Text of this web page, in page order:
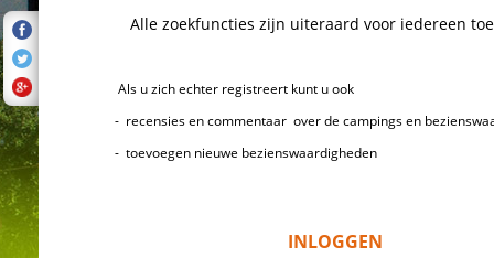
Alle zoekfuncties zijn uiteraard voor iedereen
Als u zich echter registreert kunt u ook
- recensies en commentaar over de campings en
- toevoegen nieuwe bezienswaardigheden
INLOGGEN